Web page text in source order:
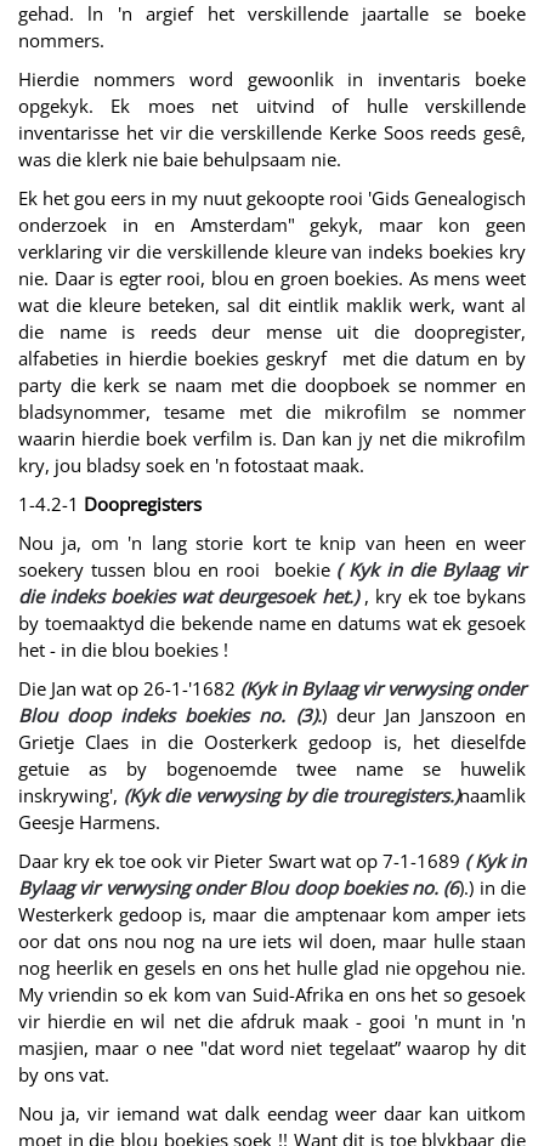
gehad. ln 'n argief het verskillende jaartalle se boeke
nommers.
Hierdie nommers word gewoonlik in inventaris boeke
opgekyk. Ek moes net uitvind of hulle verskillende
inventarisse het vir die verskillende Kerke Soos reeds gesê,
was die klerk nie baie behulpsaam nie.
Ek het gou eers in my nuut gekoopte rooi 'Gids Genealogisch
onderzoek in en Amsterdam" gekyk, maar kon geen
verklaring vir die verskillende kleure van indeks boekies kry
nie. Daar is egter rooi, blou en groen boekies. As mens weet
wat die kleure beteken, sal dit eintlik maklik werk, want al
die name is reeds deur mense uit die doopregister,
alfabeties in hierdie boekies geskryf met die datum en by
party die kerk se naam met die doopboek se nommer en
bladsynommer, tesame met die mikrofilm se nommer
waarin hierdie boek verfilm is. Dan kan jy net die mikrofilm
kry, jou bladsy soek en 'n fotostaat maak.
1-4.2-1 Doopregisters
Nou ja, om 'n lang storie kort te knip van heen en weer
soekery tussen blou en rooi boekie ( Kyk in die Bylaag vir
die indeks boekies wat deurgesoek het.), kry ek toe bykans
by toemaaktyd die bekende name en datums wat ek gesoek
het - in die blou boekies !
Die Jan wat op 26-1-'1682 (Kyk in Bylaag vir verwysing onder
Blou doop indeks boekies no. (3).) deur Jan Janszoon en
Grietje Claes in die Oosterkerk gedoop is, het dieselfde
getuie as by bogenoemde twee name se huwelik
inskrywing', (Kyk die verwysing by die trouregisters.)naamlik
Geesje Harmens.
Daar kry ek toe ook vir Pieter Swart wat op 7-1-1689 ( Kyk in
Bylaag vir verwysing onder Blou doop boekies no. (6).) in die
Westerkerk gedoop is, maar die amptenaar kom amper iets
oor dat ons nou nog na ure iets wil doen, maar hulle staan
nog heerlik en gesels en ons het hulle glad nie opgehou nie.
My vriendin so ek kom van Suid-Afrika en ons het so gesoek
vir hierdie en wil net die afdruk maak - gooi 'n munt in 'n
masjien, maar o nee "dat word niet tegelaat” waarop hy dit
by ons vat.
Nou ja, vir iemand wat dalk eendag weer daar kan uitkom
moet in die blou boekies soek !! Want dit is toe blykbaar die